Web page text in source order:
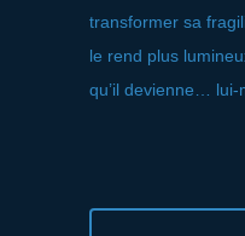
transformer sa
le rend plus
qu’il devienne… lui-